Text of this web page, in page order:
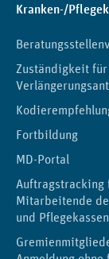
Kranken-/
Zuständigkeit für
Fortbildung
MD-Portal
Auftragstracking
Mitarbeitende
und Pflegekassen